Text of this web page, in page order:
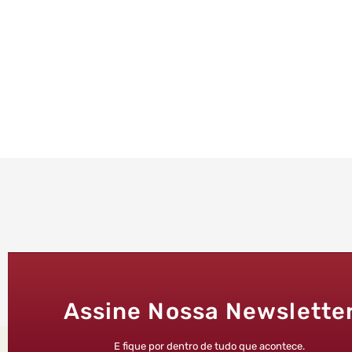
Assine Nossa
E fique por dentro de tudo que acontece.